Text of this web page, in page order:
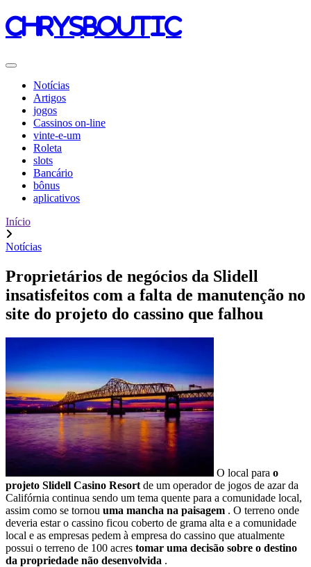
chrysboutic
Notícias
Artigos
jogos
Cassinos on-line
vinte-e-um
Roleta
slots
Bancário
bônus
aplicativos
Início
Notícias
Proprietários de negócios da Slidell
insatisfeitos com a falta de manutenção no
site do projeto do cassino que falhou
O local para o
projeto Slidell Casino Resort de um operador de jogos de azar da
Califórnia continua sendo um tema quente para a comunidade local,
assim como se tornou uma mancha na paisagem . O terreno onde
deveria estar o cassino ficou coberto de grama alta e a comunidade
local e as empresas pedem à empresa do cassino que atualmente
possui o terreno de 100 acres tomar uma decisão sobre o destino
da propriedade não desenvolvida .